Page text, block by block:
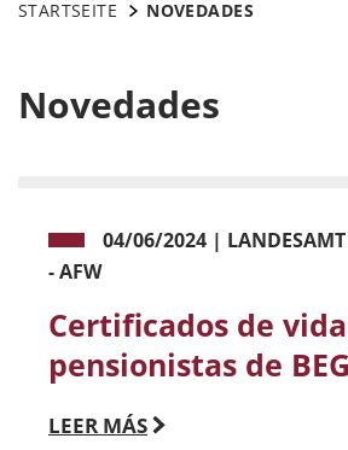
STARTSEITE NOVEDADES
Novedades
04/06/2024 |
- AFW
Certificados de
pensionistas de BEG
LEER MÁS